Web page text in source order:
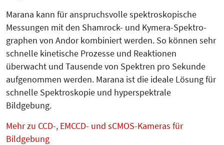
Marana kann für anspruchsvolle spek­­­­troskopische
Messungen mit den Sham­­rock- und Kymera-Spek­tro­
gra­phen von Andor kombiniert werden. So können sehr
schnelle kinetische Prozesse und Reaktionen
überwacht und Tausende von Spektren pro Sekunde
aufgenommen werden. Marana ist die ideale Lösung für
schnelle Spektroskopie und hyperspek­trale
Bildgebung.
Mehr zu CCD-, EMCCD- und sCMOS-Kameras für
Bildgebung